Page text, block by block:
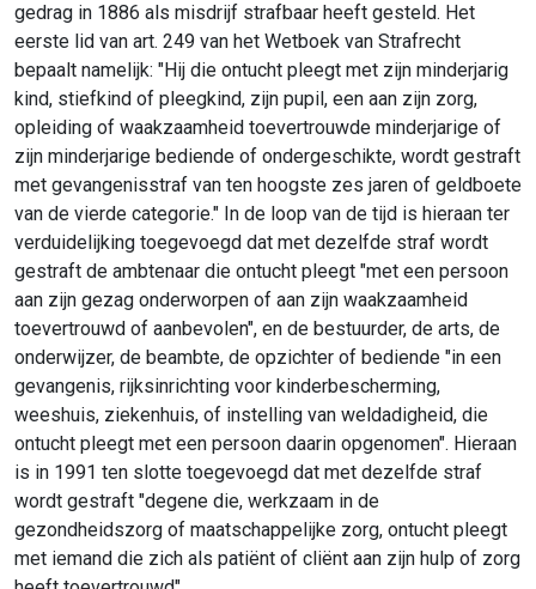
gedrag in 1886 als misdrijf strafbaar heeft gesteld. Het
eerste lid van art. 249 van het Wetboek van Strafrecht
bepaalt namelijk: "Hij die ontucht pleegt met zijn minderjarig
kind, stiefkind of pleegkind, zijn pupil, een aan zijn zorg,
opleiding of waakzaamheid toevertrouwde minderjarige of
zijn minderjarige bediende of ondergeschikte, wordt gestraft
met gevangenisstraf van ten hoogste zes jaren of geldboete
van de vierde categorie." In de loop van de tijd is hieraan ter
verduidelijking toegevoegd dat met dezelfde straf wordt
gestraft de ambtenaar die ontucht pleegt "met een persoon
aan zijn gezag onderworpen of aan zijn waakzaamheid
toevertrouwd of aanbevolen", en de bestuurder, de arts, de
onderwijzer, de beambte, de opzichter of bediende "in een
gevangenis, rijksinrichting voor kinderbescherming,
weeshuis, ziekenhuis, of instelling van weldadigheid, die
ontucht pleegt met een persoon daarin opgenomen". Hieraan
is in 1991 ten slotte toegevoegd dat met dezelfde straf
wordt gestraft "degene die, werkzaam in de
gezondheidszorg of maatschappelijke zorg, ontucht pleegt
met iemand die zich als patiënt of cliënt aan zijn hulp of zorg